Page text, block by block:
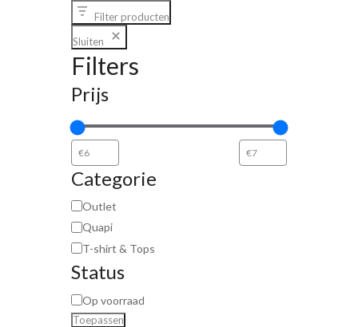
Filter producten
Sluiten
Filters
Prijs
Categorie
Outlet
Quapi
T-shirt & Tops
Status
Op voorraad
Toepassen